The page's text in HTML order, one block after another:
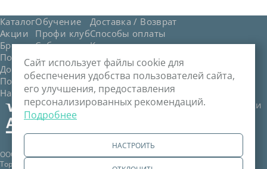
Каталог
Акции
Бренды
Обучение
Профи клуб
События
Доставка / Возврат
Способы оплаты
Контакты
Политика обработки персональных данных
Договор публичной оферты
Политика обработки файлов cookie
Настройка файлов cookie
Служба поддержки
ООО «Стар Бьюти Сервис» © 2006–2025 Регистрационный номер в
Торговом реестре 351631 от 13.09.2016. Регистрация №190961479 от
Сайт использует файлы cookie для
обеспечения удобства пользователей сайта,
его улучшения, предоставления
персонализированных рекомендаций.
Подробнее
НАСТРОИТЬ